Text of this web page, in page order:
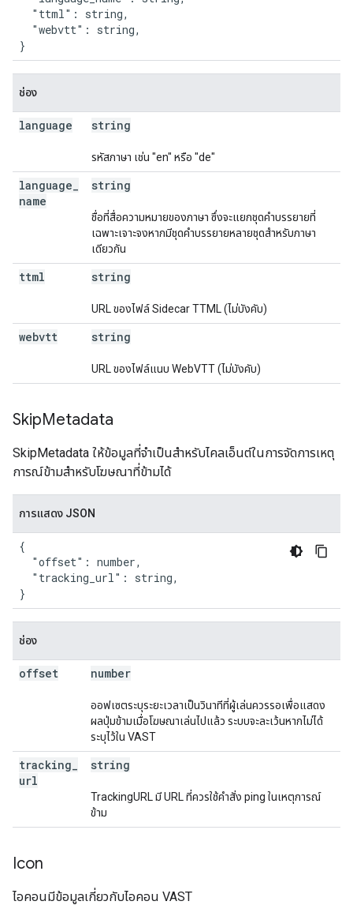
  "ttml": string,
  "webvtt": string,
}
ช่อง
language string
รหัสภาษา เช่น "en" หรือ "de"
language
name
string
ชื่อที่สื่อความหมายของภาษา ซึ่งจะแยกชุดคำบรรยายที่
เฉพาะเจาะจงหากมีชุดคำบรรยายหลายชุดสำหรับภาษา
เดียวกัน
ttml string
URL ของไฟล์ Sidecar TTML (ไม่บังคับ)
webvtt string
URL ของไฟล์แนบ WebVTT (ไม่บังคับ)
SkipMetadata
SkipMetadata ให้ข้อมูลที่จําเป็นสําหรับไคลเอ็นต์ในการจัดการเหตุ
การณ์ข้ามสําหรับโฆษณาที่ข้ามได้
การแสดง JSON
{
  "offset": number,
  "tracking_url": string,
}
ช่อง
offset number
ออฟเซตระบุระยะเวลาเป็นวินาทีที่ผู้เล่นควรรอเพื่อแสดง
ผลปุ่มข้ามเมื่อโฆษณาเล่นไปแล้ว ระบบจะละเว้นหากไม่ได้
ระบุไว้ใน VAST
tracking
url
string
TrackingURL มี URL ที่ควรใช้คําสั่ง ping ในเหตุการณ์
ข้าม
Icon
ไอคอนมีข้อมูลเกี่ยวกับไอคอน VAST